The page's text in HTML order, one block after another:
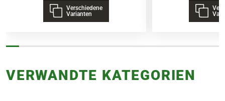
Verschiedene
Varianten
VERWANDTE KATEGORIEN